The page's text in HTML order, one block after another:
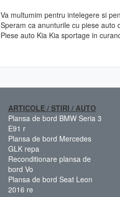
Va multumim pentru intelegere si
Speram ca anunturile cu piese auto
Piese auto Kia Kia sportage in
ARTICOLE / STIRI / AUTO
Plansa de bord BMW Seria 3
E91 r
Plansa de bord Mercedes
GLK repa
Reconditionare plansa de
bord Vo
Plansa de bord Seat Leon
2016 re